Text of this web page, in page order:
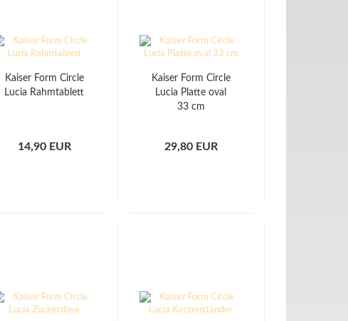
Kaiser Form Circle
Lucia Rahmtablett
14,90 EUR
Kaiser Form Circle
Lucia Platte oval
33 cm
29,80 EUR